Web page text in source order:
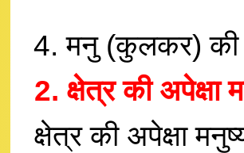
मनु (कुलकर) की
2. क्षेत्र की
क्षेत्र की अपेक्षा